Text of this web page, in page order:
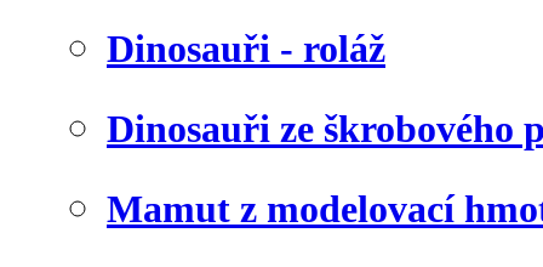
Dinosauři - roláž
Dinosauři ze škrobového
Mamut z modelovací